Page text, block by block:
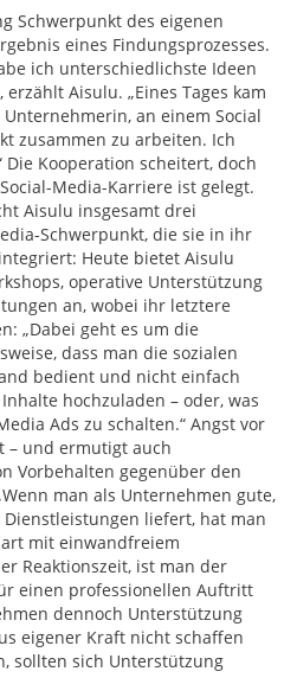
Schwerpunkt des eigenen
eines Findungsprozesses.
ich unterschiedlichste Ideen
Aisulu. „Eines Tages kam
an einem Social
zusammen zu arbeiten. Ich
Die Kooperation scheitert, doch
Media-Karriere ist gelegt.
Aisulu insgesamt drei
Schwerpunkt, die sie in ihr
Heute bietet Aisulu
operative Unterstützung
an, wobei ihr letztere
„Dabei geht es um die
dass man die sozialen
bedient und nicht einfach
hochzuladen – oder, was
Ads zu schalten.“ Angst vor
– und ermutigt auch
Vorbehalten gegenüber den
man als Unternehmen gute,
liefert, hat man
mit einwandfreiem
Reaktionszeit, ist man der
einen professionellen Auftritt
dennoch Unterstützung
eigener Kraft nicht schaffen
sollten sich Unterstützung